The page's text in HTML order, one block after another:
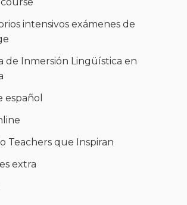
intensivos exámenes de
de Inmersión Lingüística en
español
Teachers que Inspiran
extra